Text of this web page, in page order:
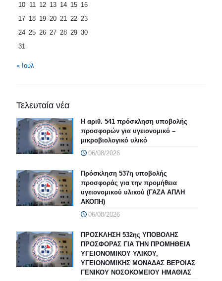
10 11 12 13 14 15 16
17 18 19 20 21 22 23
24 25 26 27 28 29 30
31
« Ιούλ
Τελευταία νέα
Η αριθ. 541 πρόσκληση υποβολής
προσφορών για υγειονομικό –
μικροβιολογικό υλικό
06/08/2026
Πρόσκληση 537η υποβολής
προσφοράς για την προμήθεια
υγειονομικού υλικού (ΓΑΖΑ ΑΠΛΗ
ΑΚΟΠΗ)
06/08/2026
ΠΡΟΣΚΛΗΣΗ 532ης ΥΠΟΒΟΛΗΣ
ΠΡΟΣΦΟΡΑΣ ΓΙΑ ΤΗΝ ΠΡΟΜΗΘΕΙΑ
ΥΓΕΙΟΝΟΜΙΚΟΥ ΥΛΙΚΟΥ,
ΥΓΕΙΟΝΟΜΙΚΗΣ ΜΟΝΑΔΑΣ ΒΕΡΟΙΑΣ
ΓΕΝΙΚΟΥ ΝΟΣΟΚΟΜΕΙΟΥ ΗΜΑΘΙΑΣ